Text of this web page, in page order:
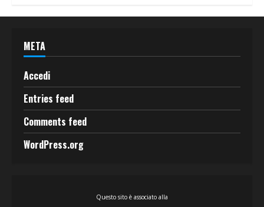
META
Accedi
Entries feed
Comments feed
WordPress.org
Questo sito è associato alla